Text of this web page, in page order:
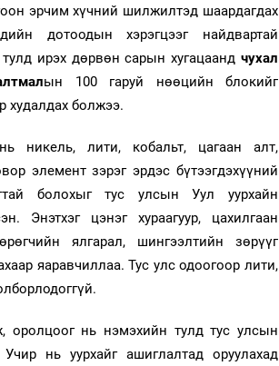
эрчим хүчний шилжилтэд шаардагдах
дотоодын хэрэгцээг найдвартай
ирэх дөрвөн сарын хугацаанд чухал
ын 100 гаруй нөөцийн блокийг
худалдах болжээ.
никель, лити, кобальт, цагаан алт,
элемент зэрэг эрдэс бүтээгдэхүүний
болохыг тус улсын Уул уурхайн
Энэтхэг цэнэг хураагуур, цахилгаан
ялгарал, шингээлтийн зөрүүг
яаравчиллаа. Тус улс одоогоор лити,
нь нэмэхийн тулд тус улсын
нь уурхайг ашиглалтад оруулахад